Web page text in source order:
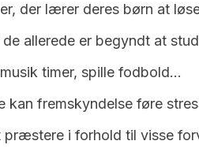
der lærer deres børn at
de allerede er begyndt at
timer, spille fodbold…
kan fremskyndelse føre
præstere i forhold til visse